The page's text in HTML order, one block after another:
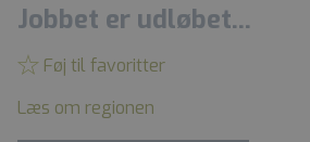
Jobbet er udløbet...
Føj til favoritter
Læs om regionen